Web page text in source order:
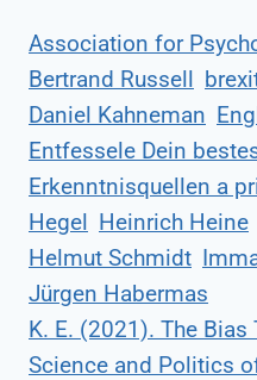
Association for
Bertrand Russell
Daniel Kahneman
Entfessele Dein
Erkenntnisquellen a
Hegel
Heinrich Heine
Helmut Schmidt
Jürgen Habermas
K. E. (2021). The Bias
Science and Politics